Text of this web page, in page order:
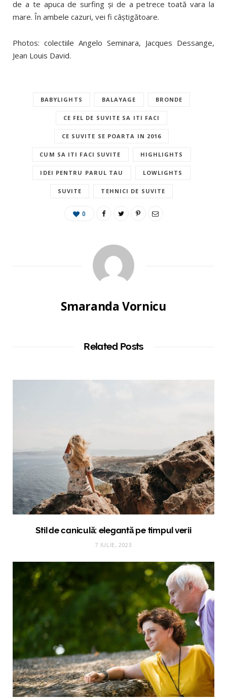
de a te apuca de surfing şi de a petrece toată vara la
mare. În ambele cazuri, vei fi câştigătoare.
Photos: colectiile Angelo Seminara, Jacques Dessange,
Jean Louis David.
BABYLIGHTS BALAYAGE BRONDE
CE FEL DE SUVITE SA ITI FACI
CE SUVITE SE POARTA IN 2016
CUM SA ITI FACI SUVITE HIGHLIGHTS
IDEI PENTRU PARUL TAU LOWLIGHTS
SUVITE TEHNICI DE SUVITE
0
Smaranda Vornicu
Related Posts
Stil de caniculă: elegantă pe timpul verii
7 IULIE, 2023